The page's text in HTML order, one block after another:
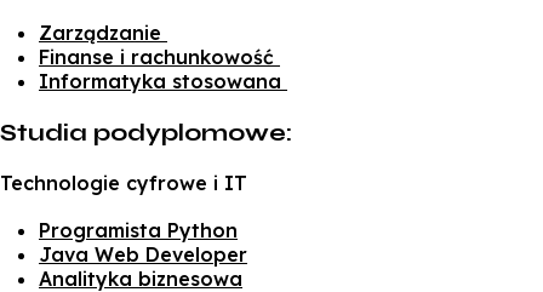
Zarządzanie
Finanse i rachunkowość
Informatyka stosowana
Studia podyplomowe:
Technologie cyfrowe i IT
Programista Python
Java Web Developer
Analityka biznesowa